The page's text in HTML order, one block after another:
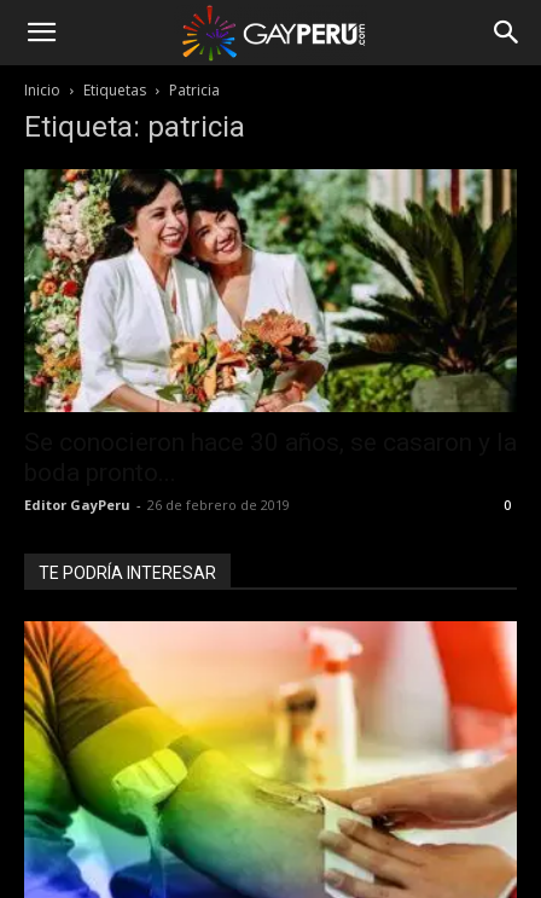
Inicio Etiquetas Patricia
Etiqueta: patricia
Editor GayPeru - 26 de febrero de 2019 0
TE PODRÍA INTERESAR